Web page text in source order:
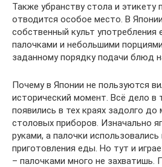
Также убранству стола и этикету
отводится особое место. В
собственный культ употребления
палочками и небольшими
заданному порядку подачи блюд
Почему в Японии не пользуются
исторический момент. Всё дело в
появились в тех краях задолго до
столовых приборов. Изначально
руками, а палочки
приготовления еды. Но тут и
– палочками много не захватишь.